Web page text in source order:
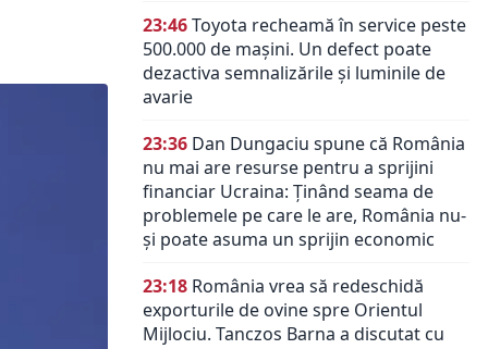
23:46Toyota recheamă în service peste
500.000 de mașini. Un defect poate
dezactiva semnalizările și luminile de
avarie
23:36 Dan Dungaciu spune că România
nu mai are resurse pentru a sprijini
financiar Ucraina: Ținând seama de
problemele pe care le are, România nu-
și poate asuma un sprijin economic
23:18 România vrea să redeschidă
exporturile de ovine spre Orientul
Mijlociu. Tanczos Barna a discutat cu